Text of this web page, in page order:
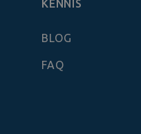
KENNIS
BLOG
FAQ